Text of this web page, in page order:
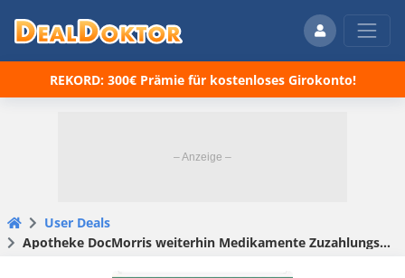
REKORD: 300€ Prämie für kostenloses Girokonto!
User Deals
Apotheke DocMorris weiterhin Medikamente Zuzahlungsfrei